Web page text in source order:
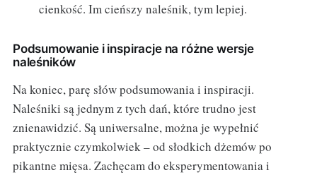
cienkość. Im cieńszy naleśnik, tym lepiej.
Podsumowanie i inspiracje na różne wersje
naleśników
Na koniec, parę słów podsumowania i inspiracji.
Naleśniki są jednym z tych dań, które trudno jest
znienawidzić. Są uniwersalne, można je wypełnić
praktycznie czymkolwiek – od słodkich dżemów po
pikantne mięsa. Zachęcam do eksperymentowania i